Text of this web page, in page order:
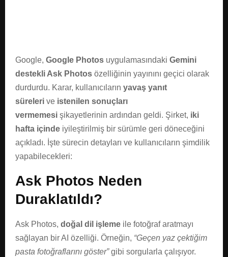
Google, Google Photos uygulamasındaki Gemini
destekli Ask Photos özelliğinin yayınını geçici olarak
durdurdu. Karar, kullanıcıların yavaş yanıt
süreleri ve istenilen sonuçları
vermemesi şikayetlerinin ardından geldi. Şirket, iki
hafta içinde iyileştirilmiş bir sürümle geri döneceğini
açıkladı. İşte sürecin detayları ve kullanıcıların şimdilik
yapabilecekleri:
Ask Photos Neden
Duraklatıldı?
Ask Photos, doğal dil işleme ile fotoğraf aratmayı
sağlayan bir AI özelliği. Örneğin, “Geçen yaz çektiğim
pasta fotoğraflarını göster”gibi sorgularla çalışıyor.